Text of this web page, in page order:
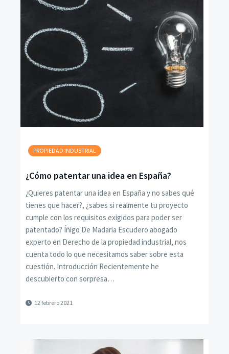
PROPIEDAD INDUSTRIAL
¿Cómo patentar una idea en España?
¿Quieres patentar una idea en España y no sabes qué
tienes que hacer?, ¿sabes si realmente tu proyecto
cumple con los requisitos exigidos para poder ser
patentado? Íñigo De Madaria Escudero abogado
experto en Derecho de la propiedad industrial, nos
cuenta todo lo que necesitamos saber sobre esta
cuestión. Introducción Recientemente he
descubierto con sorpresa…
12 febrero 2021